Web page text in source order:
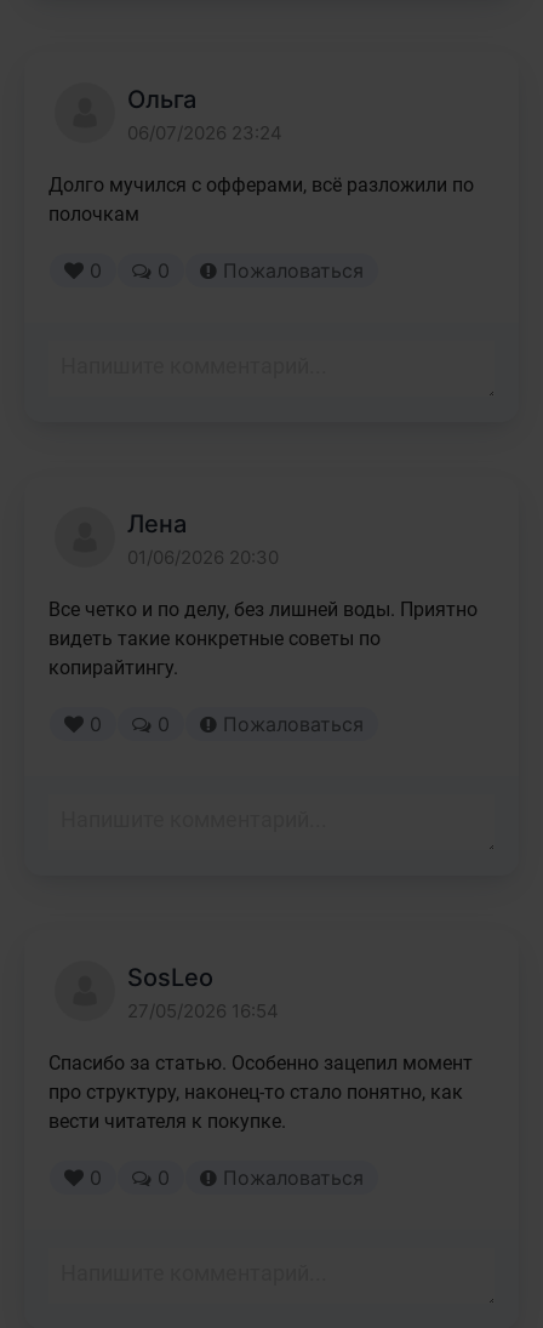
Ольга
06/07/2026 23:24
Долго мучился с офферами, всё разложили по
полочкам
0 0 Пожаловаться
Лена
01/06/2026 20:30
Все четко и по делу, без лишней воды. Приятно
видеть такие конкретные советы по
копирайтингу.
0 0 Пожаловаться
SosLeo
27/05/2026 16:54
Спасибо за статью. Особенно зацепил момент
про структуру, наконец-то стало понятно, как
вести читателя к покупке.
0 0 Пожаловаться